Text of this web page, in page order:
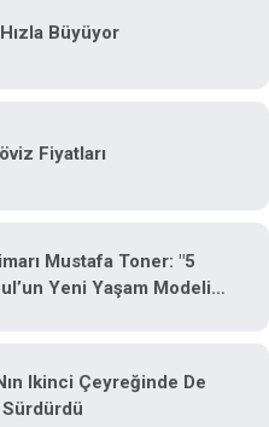
Büyüyor
Fiyatları
Mustafa Toner: "5
Yeni Yaşam Modeli
Ikinci Çeyreğinde De
Sürdürdü